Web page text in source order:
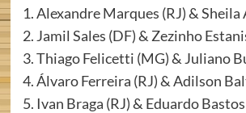
1. Alexandre Marques (RJ) & Sheila
2. Jamil Sales (DF) & Zezinho
3. Thiago Felicetti (MG) & Juliano
4. Álvaro Ferreira (RJ) & Adilson
5. Ivan Braga (RJ) & Eduardo Bastos